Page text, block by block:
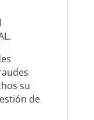
su
de